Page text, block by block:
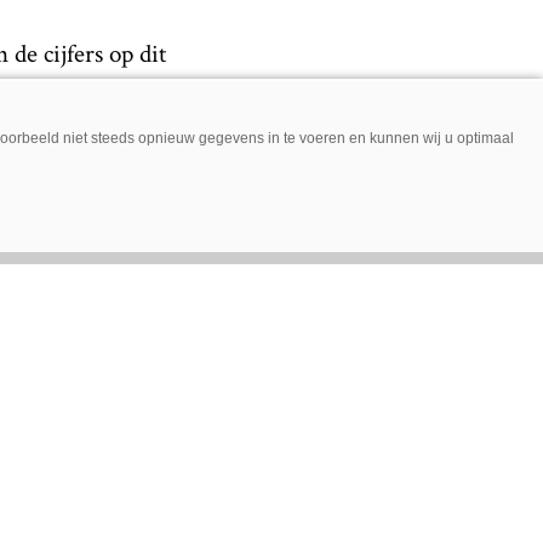
de cijfers op dit
oktober
vorig jaar
niet steeds opnieuw gegevens in te voeren en kunnen wij u optimaal